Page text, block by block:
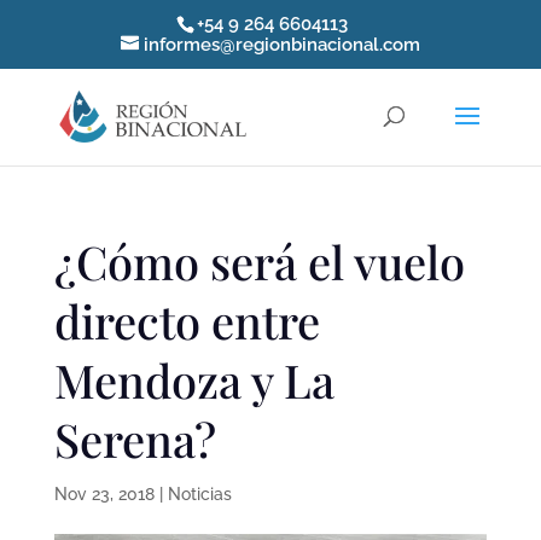
+54 9 264 6604113
informes@regionbinacional.com
¿Cómo será el vuelo
directo entre
Mendoza y La
Serena?
Nov 23, 2018| Noticias